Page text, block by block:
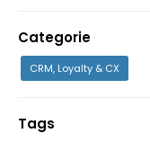
Categorie
CRM, Loyalty & CX
Tags